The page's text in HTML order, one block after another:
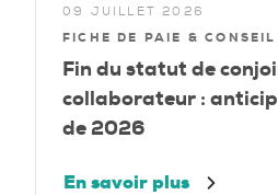
09 JUILLET 2026
FICHE DE PAIE & CONSEIL
Fin du statut de
collaborateur :
de 2026
En savoir plus